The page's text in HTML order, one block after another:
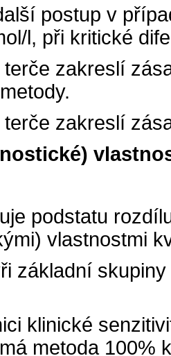
postup v
l, při kritické
terče zakreslí
zakreslí
podstatu
vlastnostmi
základní
klinické
metoda 100%